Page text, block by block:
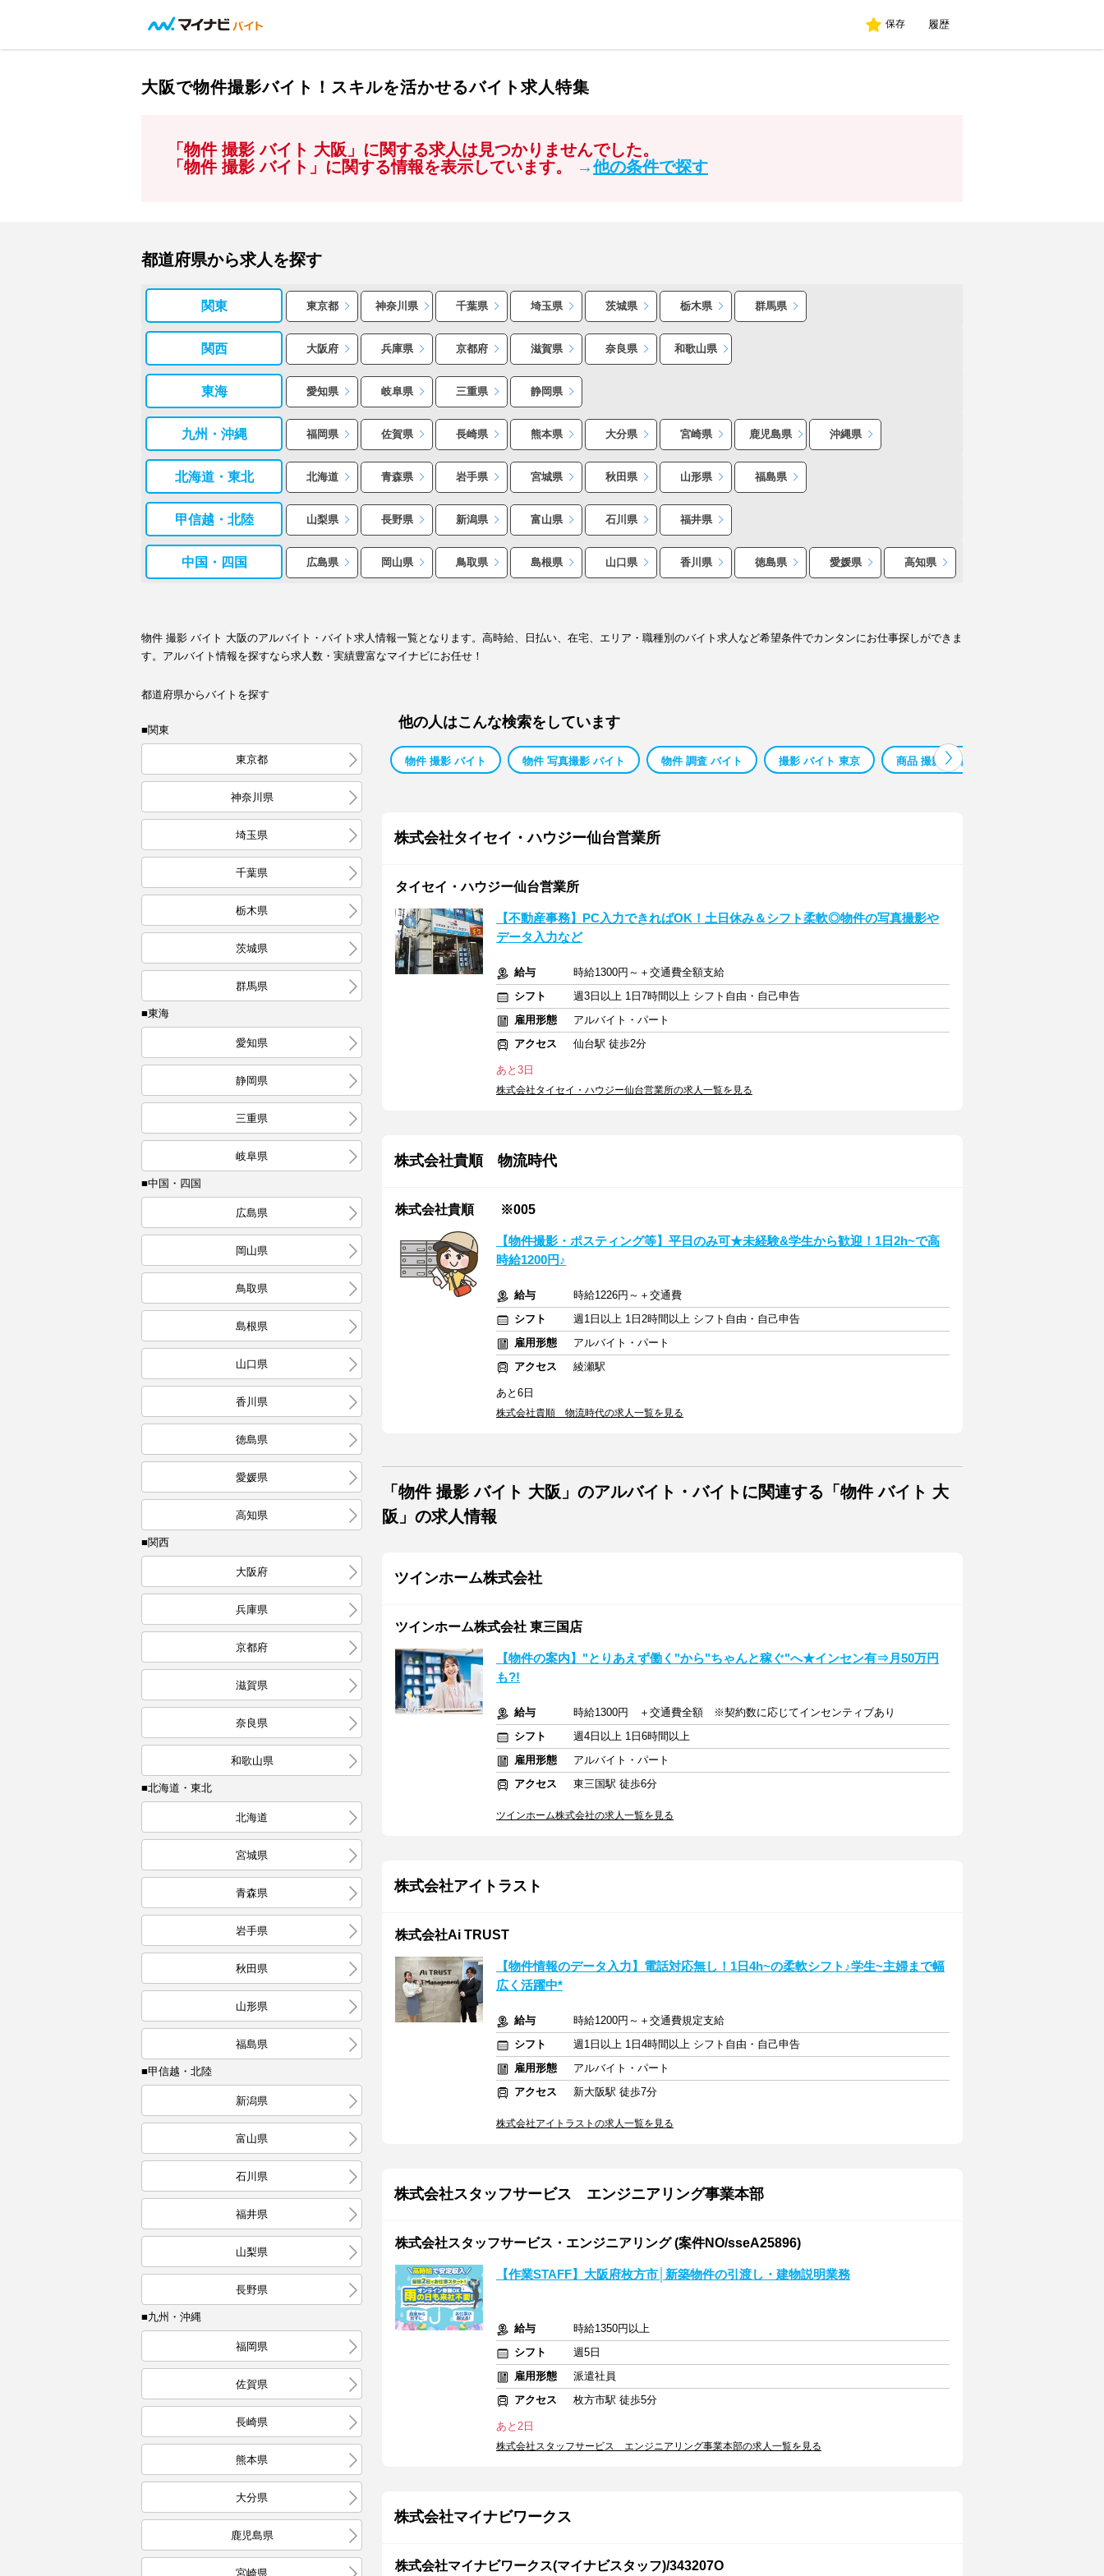
保存 履歴
大阪で物件撮影バイト！スキルを活かせるバイト求人特集
「物件 撮影 バイト 大阪」に関する求人は見つかりませんでした。
「物件 撮影 バイト」に関する情報を表示しています。
→他の条件で探す
都道府県から求人を探す
関東 東京都 神奈川県 千葉県 埼玉県 茨城県 栃木県 群馬県
関西 大阪府 兵庫県 京都府 滋賀県 奈良県 和歌山県
東海 愛知県 岐阜県 三重県 静岡県
九州・沖縄 福岡県 佐賀県 長崎県 熊本県 大分県 宮崎県 鹿児島県 沖縄県
北海道・東北 北海道 青森県 岩手県 宮城県 秋田県 山形県 福島県
甲信越・北陸 山梨県 長野県 新潟県 富山県 石川県 福井県
中国・四国 広島県 岡山県 鳥取県 島根県 山口県 香川県 徳島県 愛媛県 高知県
物件 撮影 バイト 大阪のアルバイト・バイト求人情報一覧となります。高時給、日払い、在宅、エリア・職種別のバイト求人など希望条件でカンタンにお仕事探しができま
す。アルバイト情報を探すなら求人数・実績豊富なマイナビにお任せ！
都道府県からバイトを探す
■関東
東京都
神奈川県
埼玉県
千葉県
栃木県
茨城県
群馬県
■東海
愛知県
静岡県
三重県
岐阜県
■中国・四国
広島県
岡山県
鳥取県
島根県
山口県
香川県
徳島県
愛媛県
高知県
■関西
大阪府
兵庫県
京都府
滋賀県
奈良県
和歌山県
■北海道・東北
北海道
宮城県
青森県
岩手県
秋田県
山形県
福島県
■甲信越・北陸
新潟県
富山県
石川県
福井県
山梨県
長野県
■九州・沖縄
福岡県
佐賀県
長崎県
熊本県
大分県
鹿児島県
宮崎県
他の人はこんな検索をしています
物件 撮影 バイト 物件 写真撮影 バイト 物件 調査 バイト 撮影 バイト 東京 商品 撮影 バイト
株式会社タイセイ・ハウジー仙台営業所
タイセイ・ハウジー仙台営業所
【不動産事務】PC入力できればOK！土日休み＆シフト柔軟◎物件の写真撮影や
データ入力など
給与
時給1300円～＋交通費全額支給
シフト
週3日以上 1日7時間以上 シフト自由・自己申告
雇用形態
アルバイト・パート
アクセス
仙台駅 徒歩2分
あと3日
株式会社タイセイ・ハウジー仙台営業所の求人一覧を見る
株式会社貴順 物流時代
株式会社貴順 ※005
【物件撮影・ポスティング等】平日のみ可★未経験&学生から歓迎！1日2h~で高
時給1200円♪
給与
時給1226円～＋交通費
シフト
週1日以上 1日2時間以上 シフト自由・自己申告
雇用形態
アルバイト・パート
アクセス
綾瀬駅
あと6日
株式会社貴順 物流時代の求人一覧を見る
「物件 撮影 バイト 大阪」のアルバイト・バイトに関連する「物件 バイト 大
阪」の求人情報
ツインホーム株式会社
ツインホーム株式会社 東三国店
【物件の案内】"とりあえず働く"から"ちゃんと稼ぐ"へ★インセン有⇒月50万円
も?!
給与
時給1300円 ＋交通費全額 ※契約数に応じてインセンティブあり
シフト
週4日以上 1日6時間以上
雇用形態
アルバイト・パート
アクセス
東三国駅 徒歩6分
ツインホーム株式会社の求人一覧を見る
株式会社アイトラスト
株式会社Ai TRUST
【物件情報のデータ入力】電話対応無し！1日4h~の柔軟シフト♪学生~主婦まで幅
広く活躍中*
給与
時給1200円～＋交通費規定支給
シフト
週1日以上 1日4時間以上 シフト自由・自己申告
雇用形態
アルバイト・パート
アクセス
新大阪駅 徒歩7分
株式会社アイトラストの求人一覧を見る
株式会社スタッフサービス エンジニアリング事業本部
株式会社スタッフサービス・エンジニアリング (案件NO/sseA25896)
【作業STAFF】大阪府枚方市│新築物件の引渡し・建物説明業務
給与
時給1350円以上
シフト
週5日
雇用形態
派遣社員
アクセス
枚方市駅 徒歩5分
あと2日
株式会社スタッフサービス エンジニアリング事業本部の求人一覧を見る
株式会社マイナビワークス
株式会社マイナビワークス(マイナビスタッフ)/343207O